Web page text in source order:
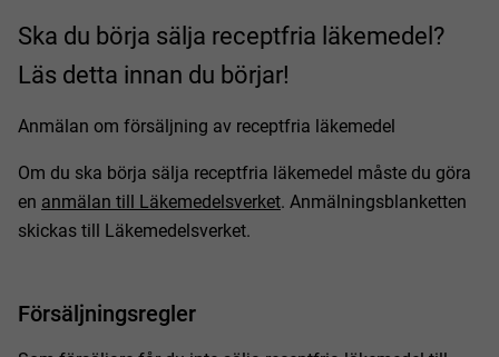
Ska du börja sälja receptfria läkemedel?
Läs detta innan du börjar!
Anmälan om försäljning av receptfria läkemedel
Om du ska börja sälja receptfria läkemedel måste du göra
en anmälan till Läkemedelsverket. Anmälningsblanketten
skickas till Läkemedelsverket.
Försäljningsregler